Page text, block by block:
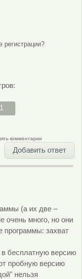
комментарии
Добавить ответ
(а их две –
очень много, но они
программы: захват
в бесплатную версию
пробную версию
нельзя